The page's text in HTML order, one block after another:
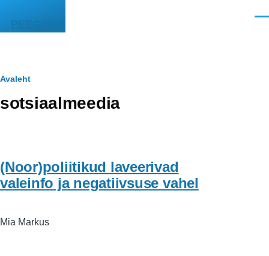
PEEGEL
Leivapuru
Avaleht
sotsiaalmeedia
(Noor)poliitikud laveerivad
valeinfo ja negatiivsuse vahel
Mia Markus